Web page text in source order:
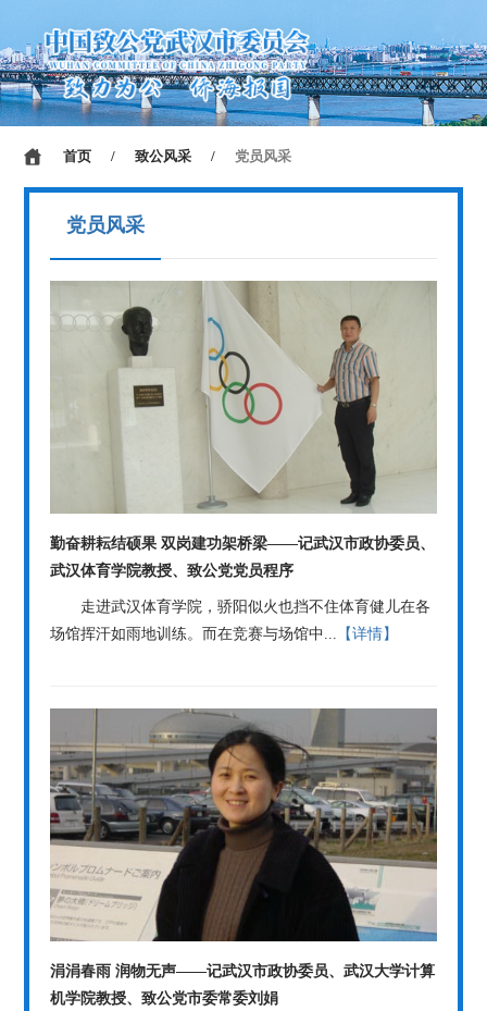
首页 / 致公风采 / 党员风采
党员风采
勤奋耕耘结硕果 双岗建功架桥梁——记武汉市政协委员、
武汉体育学院教授、致公党党员程序
走进武汉体育学院，骄阳似火也挡不住体育健儿在各
场馆挥汗如雨地训练。而在竞赛与场馆中... 【详情】
涓涓春雨 润物无声——记武汉市政协委员、武汉大学计算
机学院教授、致公党市委常委刘娟